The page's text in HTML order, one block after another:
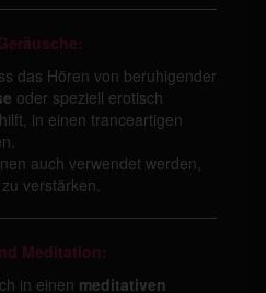
das Hören von beruhigender
oder speziell erotisch
in einen tranceartigen
auch verwendet werden,
verstärken.
Meditation:
in einen meditativen